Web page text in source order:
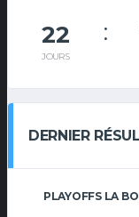
22
JOURS
DERNIER
PLAYOFFS LA